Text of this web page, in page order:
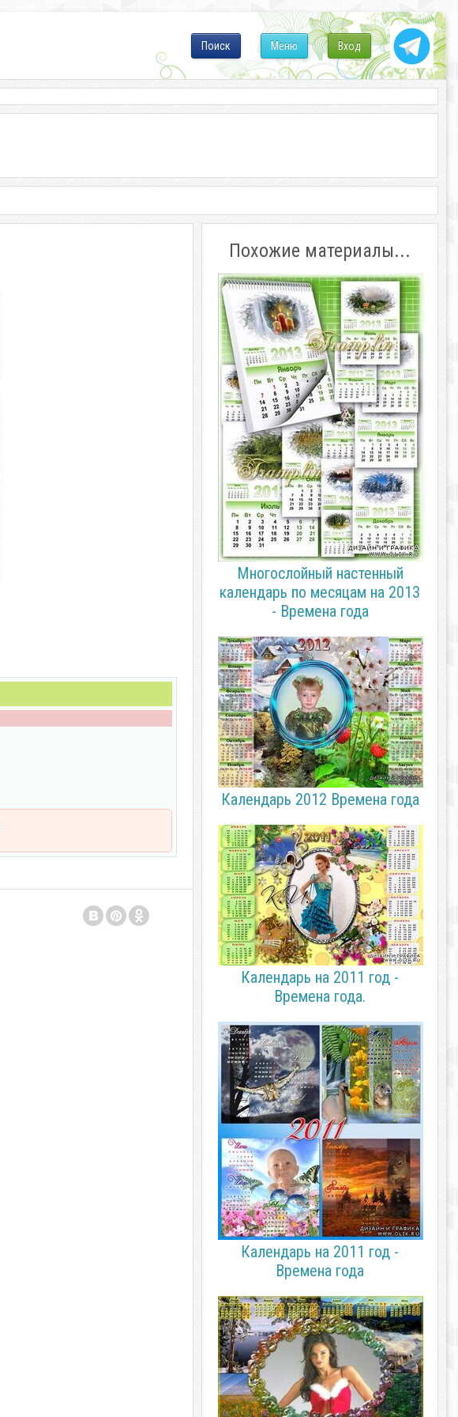
Вход
Меню
Поиск
Похожие материалы...
Многослойный настенный
календарь по месяцам на 2013
- Времена года
Календарь 2012 Времена года
Календарь на 2011 год -
Времена года.
Календарь на 2011 год -
Времена года